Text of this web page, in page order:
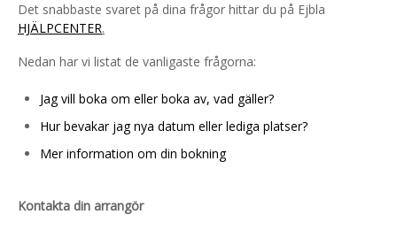
Det snabbaste svaret på dina frågor hittar du på Ejbla
HJÄLPCENTER.
Nedan har vi listat de vanligaste frågorna:
Jag vill boka om eller boka av, vad gäller?
Hur bevakar jag nya datum eller lediga platser?
Mer information om din bokning
Kontakta din arrangör